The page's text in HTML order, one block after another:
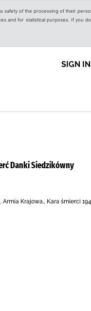
safety of the processing of their
and for statistical purposes. If
SIGN
Danki Siedzikówny
Armia Krajowa., Kara śmierci